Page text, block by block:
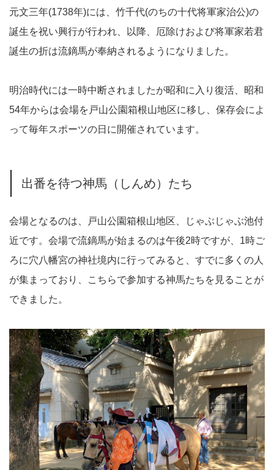
元文三年(1738年)には、竹千代(のちの十代将軍家治公)の
誕生を祝い興行が行われ、以降、厄除けおよび将軍家若君
誕生の折は流鏑馬が奉納されるようになりました。
明治時代には一時中断されましたが昭和に入り復活、昭和
54年からは会場を戸山公園箱根山地区に移し、保存会によ
って毎年スポーツの日に開催されています。
出番を待つ神馬（しんめ）たち
会場となるのは、戸山公園箱根山地区、じゃぶじゃぶ池付
近です。会場で流鏑馬が始まるのは午後2時ですが、1時ご
ろに穴八幡宮の神社境内に行ってみると、すでに多くの人
が集まっており、こちらで参加する神馬たちを見ることが
できました。